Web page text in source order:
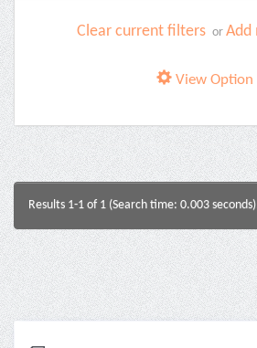
Clear current filters or Add
View Option
Results 1-1 of 1 (Search time: 0.003